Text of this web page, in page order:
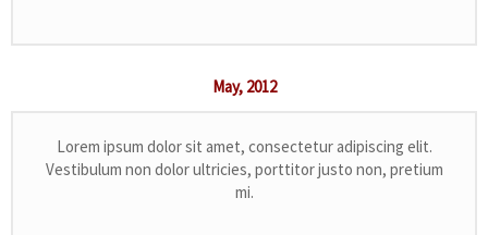
May, 2012
Lorem ipsum dolor sit amet, consectetur adipiscing elit.
Vestibulum non dolor ultricies, porttitor justo non, pretium
mi.